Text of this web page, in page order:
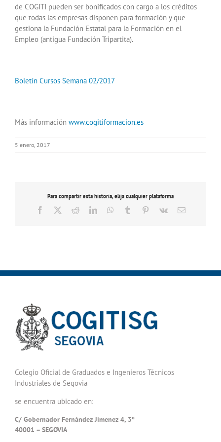
de COGITI pueden ser bonificados con cargo a los créditos
que todas las empresas disponen para formación y que
gestiona la Fundación Estatal para la Formación en el
Empleo (antigua Fundación Tripartita).
Boletín Cursos Semana 02/2017
Más información www.cogitiformacion.es
5 enero, 2017
Para compartir esta historia, elija cualquier plataforma
Facebook RedditLinkedInWhatsApp
Tumblr Pinterest
Vk
Correo
Colegio Oficial de Graduados e Ingenieros Técnicos
Industriales de Segovia
se encuentra ubicado en:
C/ Gobernador Fernández Jímenez 4, 3º
40001 – SEGOVIA